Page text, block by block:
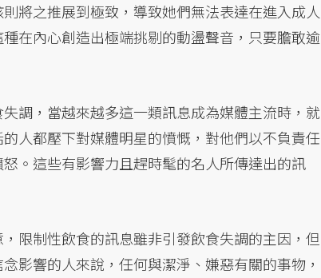
將之推展到極致，導致她們無法表達在進入成人
在內心創造出極端挑剔的動盪聲音，只要膽敢逾
調，當越來越多這一類訊息成為媒體主流時，就
人都壓下對媒體明星的憤慨，對他們以不負責任
。這些有影響力且趕時髦的名人所傳達出的訊
限制性飲食的訊息雖非引發飲食失調的主因，但
影響的人來說，任何與潔淨、嫌惡有關的事物，